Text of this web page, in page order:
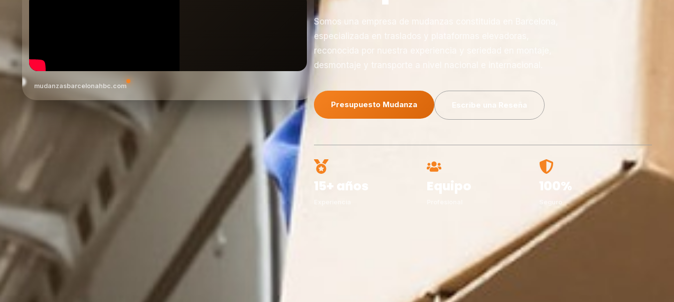
mudanzasbarcelonahbc.com
Somos una empresa de mudanzas constituida en Barcelona,
especializada en traslados y plataformas elevadoras,
reconocida por nuestra experiencia y seriedad en montaje,
desmontaje y transporte a nivel nacional e internacional.
Presupuesto Mudanza Escribe una Reseña
15+ años Equipo 100%
Seguro